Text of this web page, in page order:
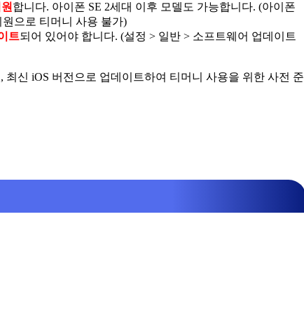
합니다. 아이폰 SE 2세대 이후 모델도 가능합니다. (아이폰
으로 티머니 사용 불가)
트되어 있어야 합니다. (설정 > 일반 > 소프트웨어 업데이트
신 iOS 버전으로 업데이트하여 티머니 사용을 위한 사전 준